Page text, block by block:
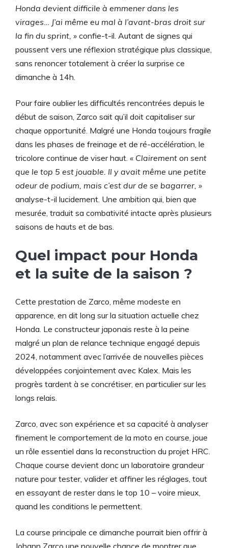
Honda devient difficile à emmener dans les
virages… J’ai même eu mal à l’avant-bras droit sur
la fin du sprint, » confie-t-il. Autant de signes qui
poussent vers une réflexion stratégique plus classique,
sans renoncer totalement à créer la surprise ce
dimanche à 14h.
Pour faire oublier les difficultés rencontrées depuis le
début de saison, Zarco sait qu’il doit capitaliser sur
chaque opportunité. Malgré une Honda toujours fragile
dans les phases de freinage et de ré-accélération, le
tricolore continue de viser haut. « Clairement on sent
que le top 5 est jouable. Il y avait même une petite
odeur de podium, mais c’est dur de se bagarrer, »
analyse-t-il lucidement. Une ambition qui, bien que
mesurée, traduit sa combativité intacte après plusieurs
saisons de hauts et de bas.
Quel impact pour Honda
et la suite de la saison ?
Cette prestation de Zarco, même modeste en
apparence, en dit long sur la situation actuelle chez
Honda. Le constructeur japonais reste à la peine
malgré un plan de relance technique engagé depuis
2024, notamment avec l’arrivée de nouvelles pièces
développées conjointement avec Kalex. Mais les
progrès tardent à se concrétiser, en particulier sur les
longs relais.
Zarco, avec son expérience et sa capacité à analyser
finement le comportement de la moto en course, joue
un rôle essentiel dans la reconstruction du projet HRC.
Chaque course devient donc un laboratoire grandeur
nature pour tester, valider et affiner les réglages, tout
en essayant de rester dans le top 10 – voire mieux,
quand les conditions le permettent.
La course principale ce dimanche pourrait bien offrir à
Johann Zarco une nouvelle chance de montrer que